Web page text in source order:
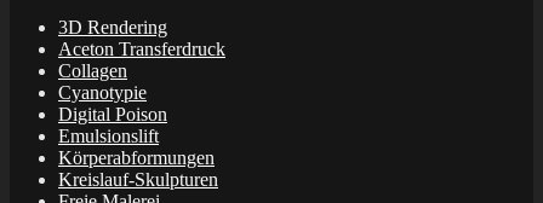
3D Rendering
Aceton Transferdruck
Collagen
Cyanotypie
Digital Poison
Emulsionslift
Körperabformungen
Kreislauf-Skulpturen